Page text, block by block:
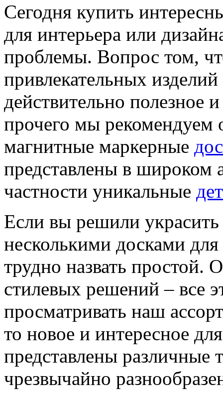
Сегодня купить
для интерьера или
проблемы. Вопрос том,
привлекательных
действительно полезное
прочего мы рекомендуем
магнитные маркерные
представлены в широком
частности уникальные
Если вы решили
несколькими досками
трудно назвать простой.
стилевых решений – все
просматривать наш
то новое и интересное
представлены различные
чрезвычайно